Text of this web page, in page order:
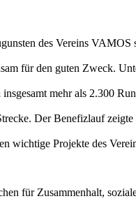
des Vereins
für den guten Zweck.
mehr als 2.300
Der Benefizlauf
wichtige Projekte des
für Zusammenhalt,